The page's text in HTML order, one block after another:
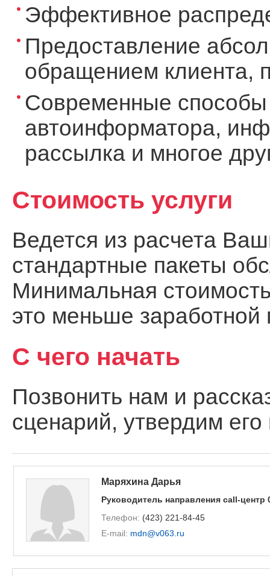
Эффективное
Предоставление
обращением клиента,
Современные
автоинформатора,
рассылка и многое
Стоимость услуги
Ведется из расчета
стандартные пакеты
Минимальная
это меньше заработной
С чего начать
Позвонить нам и
сценарий, утвердим
Маряхина Дарья
Руководитель направления call-центр
Телефон: (423) 221-84-45
E-mail: mdn@v063.ru